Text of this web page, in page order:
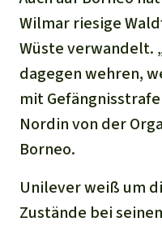
Wilmar riesige
Wüste verwandelt.
dagegen wehren,
mit
Nordin von der
Borneo.
Unilever weiß um
Zustände bei